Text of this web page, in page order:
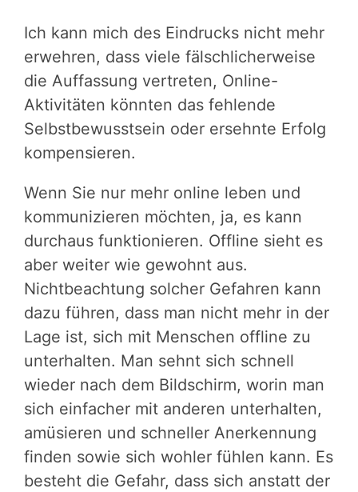
Ich kann mich des Eindrucks nicht mehr
erwehren, dass viele fälschlicherweise
die Auffassung vertreten, Online-
Aktivitäten könnten das fehlende
Selbstbewusstsein oder ersehnte Erfolg
kompensieren.
Wenn Sie nur mehr online leben und
kommunizieren möchten, ja, es kann
durchaus funktionieren. Offline sieht es
aber weiter wie gewohnt aus.
Nichtbeachtung solcher Gefahren kann
dazu führen, dass man nicht mehr in der
Lage ist, sich mit Menschen offline zu
unterhalten. Man sehnt sich schnell
wieder nach dem Bildschirm, worin man
sich einfacher mit anderen unterhalten,
amüsieren und schneller Anerkennung
finden sowie sich wohler fühlen kann. Es
besteht die Gefahr, dass sich anstatt der